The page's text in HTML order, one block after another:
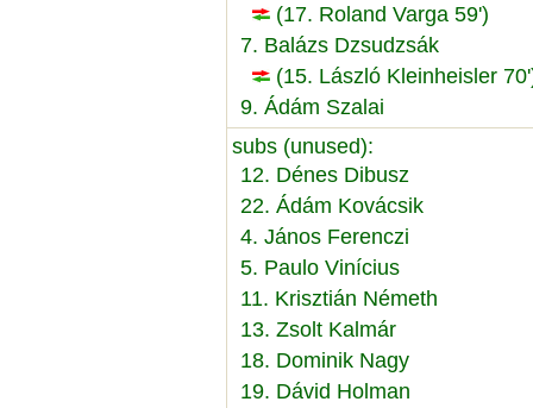
(17. Roland Varga 59')
7. Balázs Dzsudzsák
(15. László Kleinheisler
9. Ádám Szalai
subs (unused):
12. Dénes Dibusz
22. Ádám Kovácsik
4. János Ferenczi
5. Paulo Vinícius
11. Krisztián Németh
13. Zsolt Kalmár
18. Dominik Nagy
19. Dávid Holman